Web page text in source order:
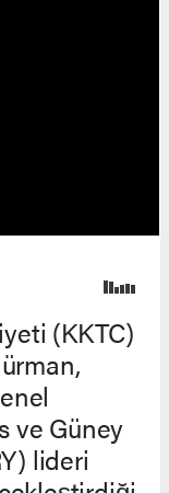
(KKTC)
ve Güney
lideri